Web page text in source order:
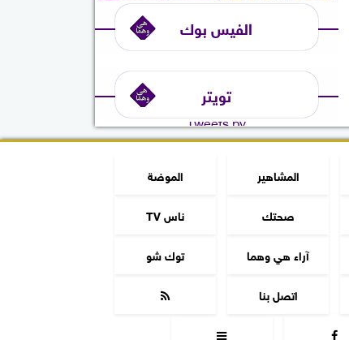
الفيس بوك
تويتر
Tweets by
المشاهير
الموضة
صحتك
ناس TV
آراء هي وهما
توك شو
اتصل بنا


